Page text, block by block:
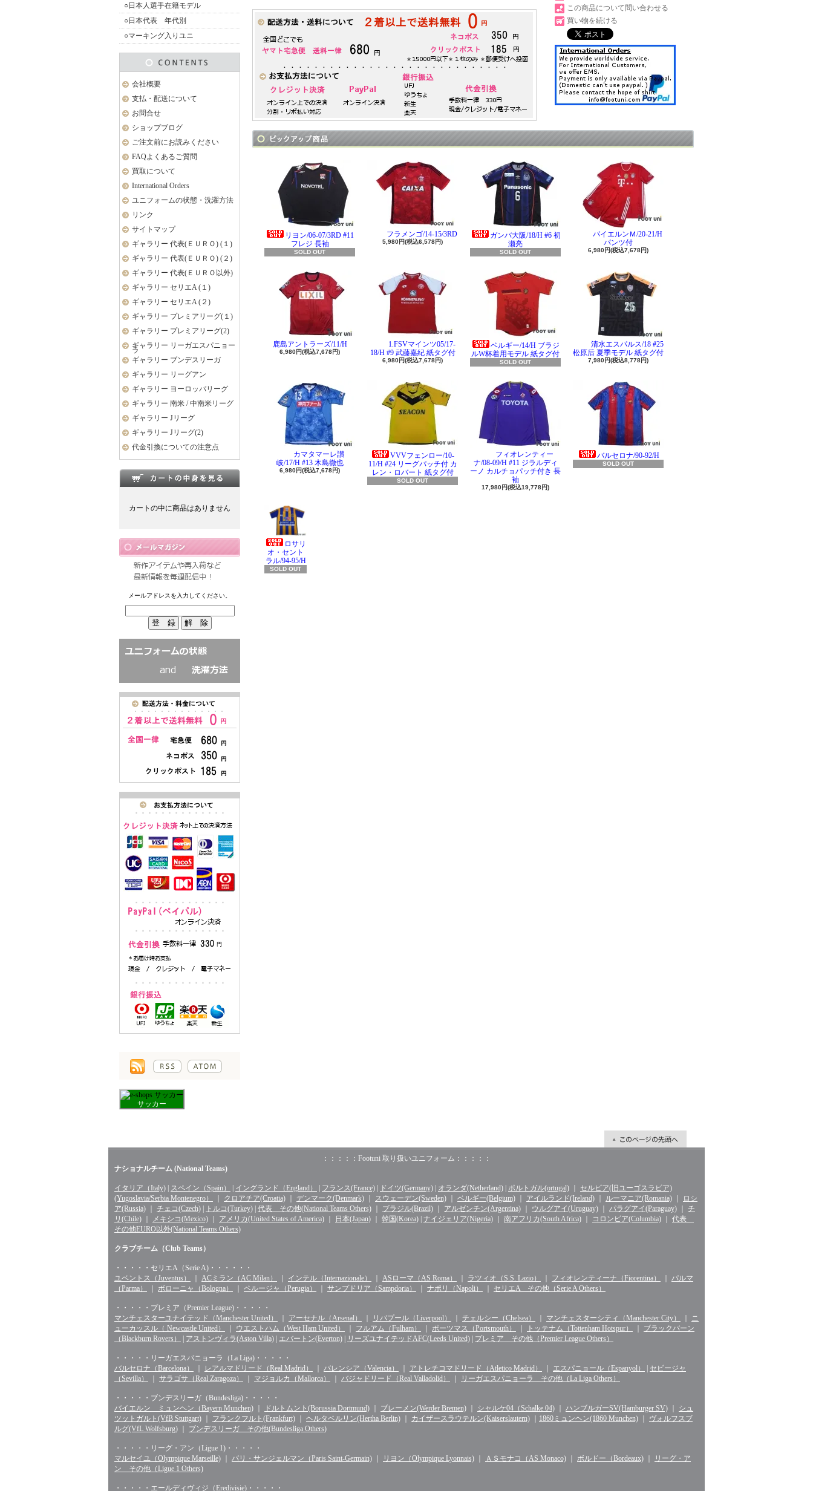
○日本人選手在籍モデル
○日本代表 年代別
○マーキング入りユニ
会社概要
支払・配送について
お問合せ
ショップブログ
ご注文前にお読みください
FAQよくあるご質問
買取について
International Orders
ユニフォームの状態・洗濯方法
リンク
サイトマップ
ギャラリー 代表(ＥＵＲＯ) (１)
ギャラリー 代表(ＥＵＲＯ) (２)
ギャラリー 代表(ＥＵＲＯ以外)
ギャラリー セリエA (１)
ギャラリー セリエA (２)
ギャラリー プレミアリーグ(１)
ギャラリー プレミアリーグ(2)
ギャラリー リーガエスパニョー
ラ
ギャラリー ブンデスリーガ
ギャラリー リーグアン
ギャラリー ヨーロッパリーグ
ギャラリー 南米 / 中南米リーグ
ギャラリー Jリーグ
ギャラリー Jリーグ(2)
代金引換についての注意点
カートの中に商品はありません
メールアドレスを入力してください。
サッカー
この商品について問い合わせる
買い物を続ける
リヨン/06-07/3RD #11
フレジ 長袖
SOLD OUT
フラメンゴ/14-15/3RD
5,980円(税込6,578円)
ガンバ大阪/18/H #6 初
瀬亮
SOLD OUT
バイエルンＭ/20-21/H
パンツ付
6,980円(税込7,678円)
鹿島アントラーズ/11/H
6,980円(税込7,678円)
1.FSVマインツ05/17-
18/H #9 武藤嘉紀 紙タグ付
6,980円(税込7,678円)
ベルギー/14/H ブラジ
ルW杯着用モデル 紙タグ付
SOLD OUT
清水エスパルス/18 #25
松原后 夏季モデル 紙タグ付
7,980円(税込8,778円)
カマタマーレ讃
岐/17/H #13 木島徹也
6,980円(税込7,678円)
VVVフェンロー/10-
11/H #24 リーグパッチ付 カ
レン・ロバート 紙タグ付
SOLD OUT
フィオレンティー
ナ/08-09/H #11 ジラルディ
ーノ カルチョパッチ付き 長
袖
17,980円(税込19,778円)
バルセロナ/90-92/H
SOLD OUT
ロサリ
オ・セント
ラル/94-95/H
SOLD OUT
：：：：：Footuni 取り扱いユニフォーム：：：：：
ナショナルチーム (National Teams)
イタリア（Italy) スペイン（Spain） イングランド（England） フランス(France) ドイツ(Germany) オランダ(Netherland) ポルトガル(ortugal)
セルビア(旧ユーゴスラビア)
(Yugoslavia/Serbia Montenegro）
クロアチア(Croatia) デンマーク(Denmark) スウェーデン(Sweden) ベルギー(Belgium) アイルランド(Ireland) ルーマニア(Romania)
ロシ
ア(Russia)
チェコ(Czech) トルコ(Turkey) 代表 その他(National Teams Others) ブラジル(Brazil) アルゼンチン(Argentina) ウルグアイ(Uruguay) パラグアイ(Paraguay)
チ
リ(Chile)
メキシコ(Mexico) アメリカ(United States of America) 日本(Japan) 韓国(Korea) ナイジェリア(Nigeria) 南アフリカ(South Africa) コロンビア(Columbia)
代表
その他EURO以外(National Teams Others)
クラブチーム（Club Teams）
・・・・・セリエA（Serie A)・・・・・・
ユベントス（Juventus）
ACミラン（AC Milan） インテル（Internazionale） ASローマ（AS Roma） ラツィオ（S.S. Lazio） フィオレンティーナ（Fiorentina）
パルマ
（Parma）
ボローニャ（Bologna） ペルージャ（Perugia） サンプドリア（Sampdoria） ナポリ（Napoli） セリエA その他（Serie A Others）
・・・・・プレミア（Premier League)・・・・・
マンチェスターユナイテッド（Manchester United）
アーセナル（Arsenal） リバプール（Liverpool） チェルシー（Chelsea） マンチェスターシティ（Manchester City）
ニ
ューカッスル（ Newcastle United）
ウエストハム（West Ham United） フルアム（Fulham） ポーツマス（Portsmouth） トッテナム（Tottenham Hotspur）
ブラックバーン
（Blackburn Rovers）
アストンヴィラ(Aston Villa) エバートン(Everton) リーズユナイテッドAFC(Leeds United) プレミア その他（Premier League Others）
・・・・・リーガエスパニョーラ（La Liga)・・・・・
バルセロナ（Barcelona）
レアルマドリード（Real Madrid） バレンシア（Valencia） アトレチコマドリード（Atletico Madrid） エスパニョール（Espanyol）
セビージャ
（Sevilla）
サラゴサ（Real Zaragoza） マジョルカ（Mallorca） バジャドリード（Real Valladolid） リーガエスパニョーラ その他（La Liga Others）
・・・・・ブンデスリーガ（Bundesliga)・・・・・
バイエルン ミュンヘン（Bayern Munchen)
ドルトムント(Borussia Dortmund) ブレーメン(Werder Bremen) シャルケ04（Schalke 04) ハンブルガーSV(Hamburger SV)
シュ
ツットガルト(VfB Stuttgart)
フランクフルト(Frankfurt) ヘルタベルリン(Hertha Berlin) カイザースラウテルン(Kaiserslautern) 1860ミュンヘン(1860 Munchen)
ヴォルフスブ
ルグ(VfL Wolfsburg)
ブンデスリーガ その他(Bundesliga Others)
・・・・・リーグ・アン（Ligue 1)・・・・・
マルセイユ（Olympique Marseille)
パリ・サンジェルマン（Paris Saint-Germain) リヨン（Olympique Lyonnais) ＡＳモナコ（AS Monaco) ボルドー（Bordeaux)
リーグ・ア
ン その他（Ligue 1 Others)
・・・・・エールディヴィジ（Eredivisie)・・・・・